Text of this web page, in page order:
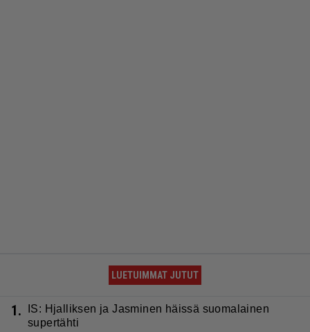
LUETUIMMAT JUTUT
1.
IS: Hjalliksen ja Jasminen häissä suomalainen
supertähti